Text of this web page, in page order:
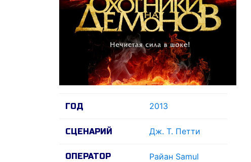
ГОД 2013
СЦЕНАРИЙ Дж. Т. Петти
ОПЕРАТОР Райан Samul